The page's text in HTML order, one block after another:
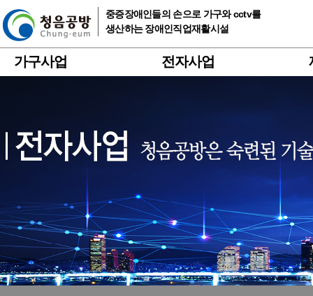
중증장애인들의 손으로 가구와 cctv를
생산하는 장애인직업재활시설
가구사업 전자사업